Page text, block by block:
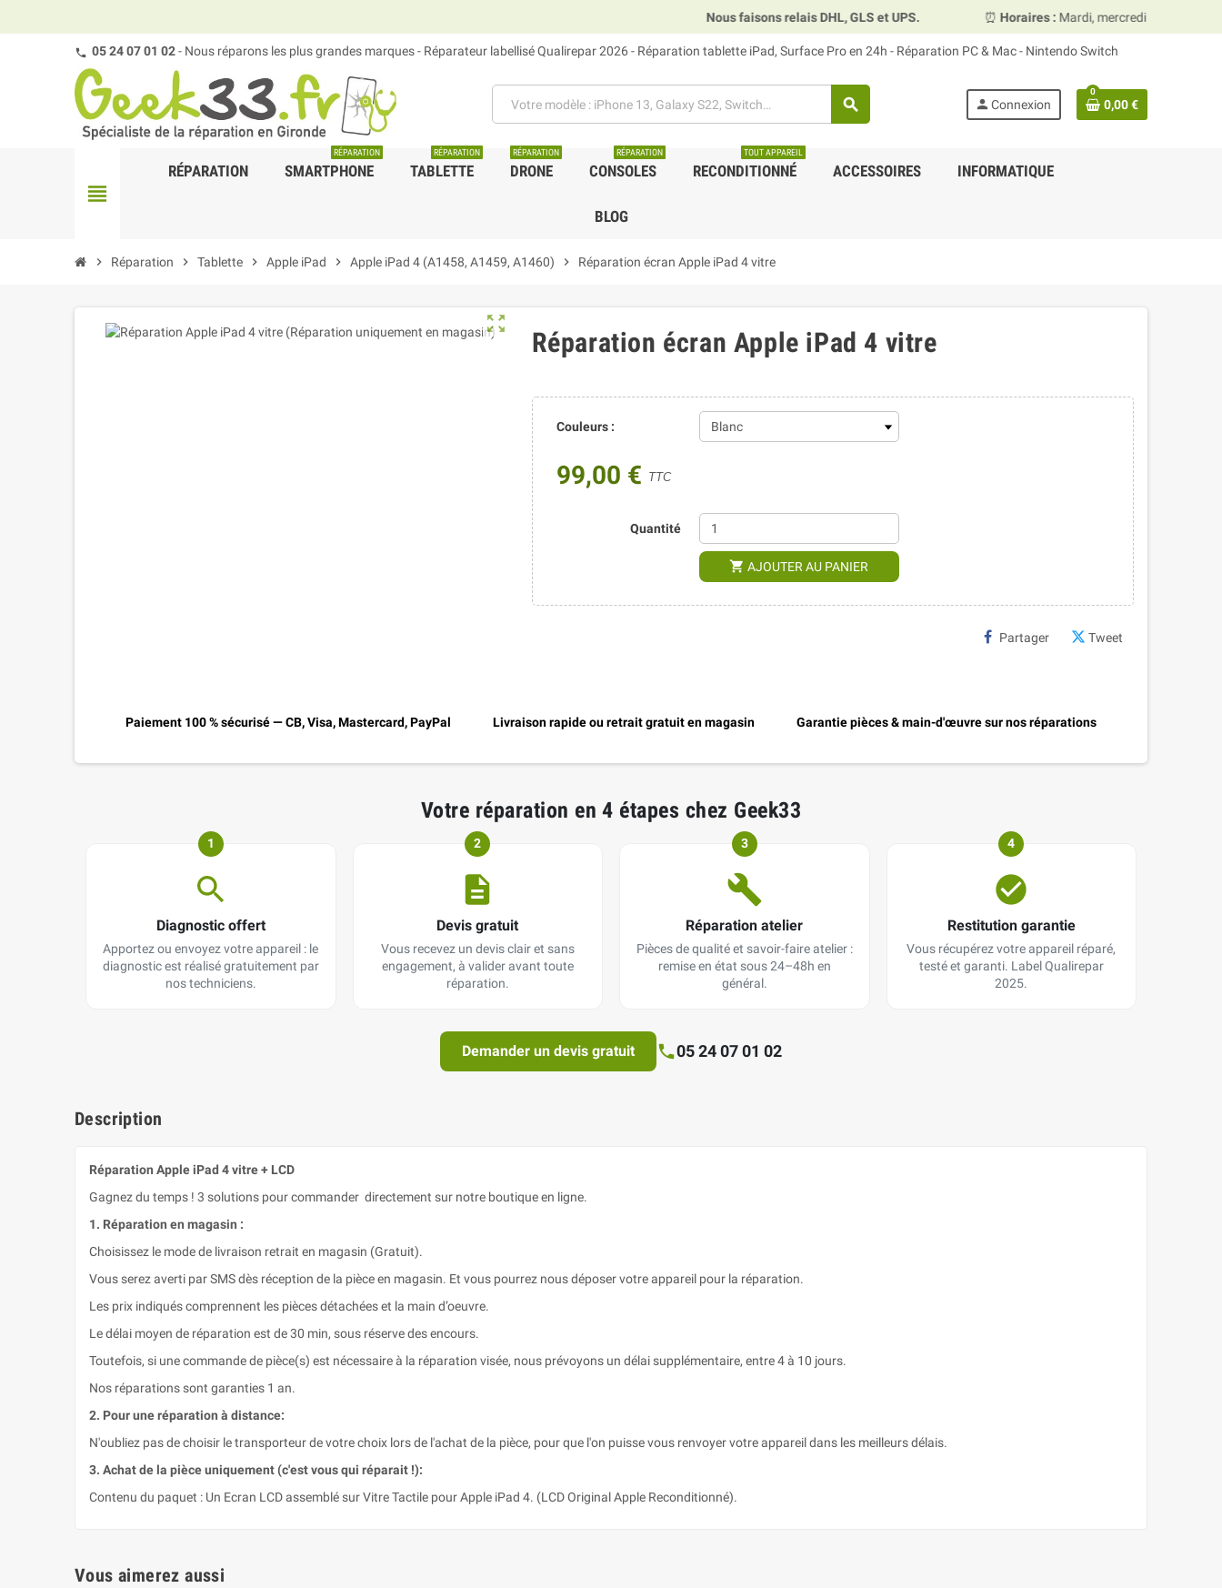
Nous faisons relais DHL, GLS et UPS. Horaires :Mardi, mercredi et vendredi
05 24 07 01 02- Nous réparons les plus grandes marques - Réparateur labellisé Qualirepar 2026 - Réparation tablette iPad, Surface Pro en 24h - Réparation PC & Mac - Nintendo Switch
search person Connexion
0
0,00 €
view_headline
RÉPARATION SMARTPHONE
RÉPARATION
TABLETTE
RÉPARATION
DRONE
RÉPARATION
CONSOLES
RÉPARATION
RECONDITIONNÉ
TOUT APPAREIL
ACCESSOIRES INFORMATIQUE
BLOG
chevron_right Réparation chevron_right Tablette chevron_right Apple iPad chevron_right Apple iPad 4 (A1458, A1459, A1460) chevron_right Réparation écran Apple iPad 4 vitre
zoom_out_map
Réparation écran Apple iPad 4 vitre
Couleurs :
99,00 € TTC
Quantité
shopping_cart AJOUTER AU PANIER
Partager Tweet
Paiement 100 % sécurisé — CB, Visa, Mastercard, PayPal Livraison rapide ou retrait gratuit en magasin Garantie pièces & main-d'œuvre sur nos réparations
Votre réparation en 4 étapes chez Geek33
1
Diagnostic offert
Apportez ou envoyez votre appareil : le
diagnostic est réalisé gratuitement par
nos techniciens.
2
Devis gratuit
Vous recevez un devis clair et sans
engagement, à valider avant toute
réparation.
3
Réparation atelier
Pièces de qualité et savoir-faire atelier :
remise en état sous 24–48h en
général.
4
Restitution garantie
Vous récupérez votre appareil réparé,
testé et garanti. Label Qualirepar
2025.
Demander un devis gratuit 05 24 07 01 02
Description
Réparation Apple iPad 4 vitre + LCD
Gagnez du temps ! 3 solutions pour commander directement sur notre boutique en ligne.
1. Réparation en magasin :
Choisissez le mode de livraison retrait en magasin (Gratuit).
Vous serez averti par SMS dès réception de la pièce en magasin. Et vous pourrez nous déposer votre appareil pour la réparation.
Les prix indiqués comprennent les pièces détachées et la main d’oeuvre.
Le délai moyen de réparation est de 30 min, sous réserve des encours.
Toutefois, si une commande de pièce(s) est nécessaire à la réparation visée, nous prévoyons un délai supplémentaire, entre 4 à 10 jours.
Nos réparations sont garanties 1 an.
2. Pour une réparation à distance:
N'oubliez pas de choisir le transporteur de votre choix lors de l'achat de la pièce, pour que l'on puisse vous renvoyer votre appareil dans les meilleurs délais.
3. Achat de la pièce uniquement (c'est vous qui réparait !):
Contenu du paquet : Un Ecran LCD assemblé sur Vitre Tactile pour Apple iPad 4. (LCD Original Apple Reconditionné).
Vous aimerez aussi